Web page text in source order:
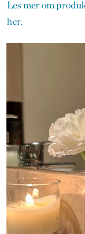
Les mer om
her.